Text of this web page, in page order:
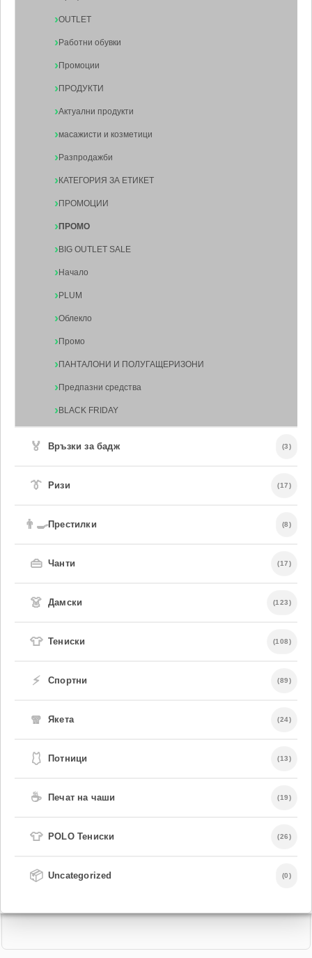
OUTLET
Работни обувки
Промоции
ПРОДУКТИ
Актуални продукти
масажисти и козметици
Разпродажби
КАТЕГОРИЯ ЗА ЕТИКЕТ
ПРОМОЦИИ
ПРОМО
BIG OUTLET SALE
Начало
PLUM
Облекло
Промо
ПАНТАЛОНИ И ПОЛУГАЩЕРИЗОНИ
Предпазни средства
BLACK FRIDAY
🏅 Връзки за бадж (3)
👔 Ризи (17)
👨‍🍳Престилки (8)
👜 Чанти (17)
👗 Дамски (123)
👕 Тениски (108)
⚡ Спортни (89)
🧣 Якета (24)
🩱 Потници (13)
☕ Печат на чаши (19)
👕 POLO Тениски (26)
📦 Uncategorized (0)